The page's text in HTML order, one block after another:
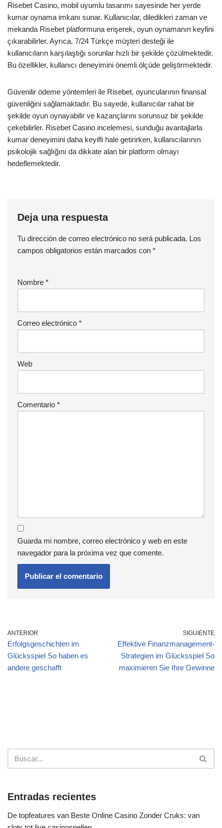
Risebet Casino, mobil uyumlu tasarımı sayesinde her yerde
kumar oynama imkanı sunar. Kullanıcılar, diledikleri zaman ve
mekanda Risebet platformuna erişerek, oyun oynamanın keyfini
çıkarabilirler. Ayrıca, 7/24 Türkçe müşteri desteği ile
kullanıcıların karşılaştığı sorunlar hızlı bir şekilde çözülmektedir.
Bu özellikler, kullanıcı deneyimini önemli ölçüde geliştirmektedir.
Güvenilir ödeme yöntemleri ile Risebet, oyuncularının finansal
güvenliğini sağlamaktadır. Bu sayede, kullanıcılar rahat bir
şekilde oyun oynayabilir ve kazançlarını sorunsuz bir şekilde
çekebilirler. Risebet Casino incelemesi, sunduğu avantajlarla
kumar deneyimini daha keyifli hale getirirken, kullanıcılarının
psikolojik sağlığını da dikkate alan bir platform olmayı
hedeflemektedir.
Deja una respuesta
Tu dirección de correo electrónico no será publicada. Los
campos obligatorios están marcados con *
Nombre *
Correo electrónico *
Web
Comentario *
Guarda mi nombre, correo electrónico y web en este
navegador para la próxima vez que comente.
ANTERIOR
Erfolgsgeschichten im
Glücksspiel So haben es
andere geschafft
SIGUIENTE
Effektive Finanzmanagement-
Strategien im Glücksspiel So
maximieren Sie Ihre Gewinne
Entradas recientes
De topfeatures van Beste Online Casino Zonder Cruks: van